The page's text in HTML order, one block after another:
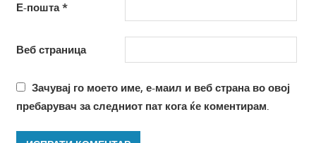
Е-пошта*
Веб страница
Зачувај го моето име, е-маил и веб страна во овој
пребарувач за следниот пат кога ќе коментирам.